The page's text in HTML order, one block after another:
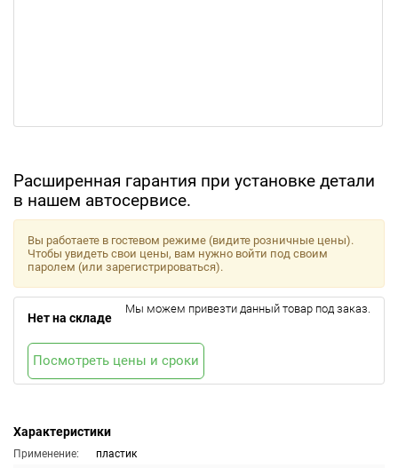
Расширенная гарантия при установке детали
в нашем автосервисе.
Характеристики
Применение:
пластик
Вы работаете в гостевом режиме (видите розничные цены).
Чтобы увидеть свои цены, вам нужно войти под своим
паролем (или зарегистрироваться).
Нет на складе
Мы можем привезти данный товар под заказ.
Посмотреть цены и сроки